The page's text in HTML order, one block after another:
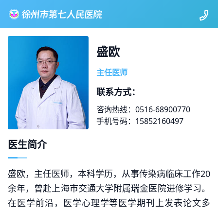
盛欧
主任医师
联系方式：
咨询热线：0516-68900770
手机号码：15852160497
医生简介
盛欧，主任医师，本科学历，从事传染病临床工作20
余年，曾赴上海市交通大学附属瑞金医院进修学习。
在医学前沿，医学心理学等医学期刊上发表论文多